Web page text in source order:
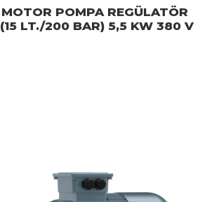
POMPA REGÜLATÖR
LT./200 BAR) 5,5 KW 380 V